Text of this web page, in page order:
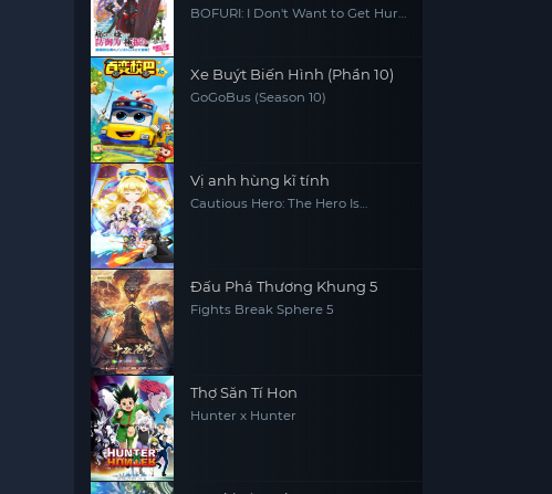
phòng ngự - mùa 2
BOFURI: I Don't Want to Get Hurt,
Xe Buýt Biến Hình (Phần 10)
GoGoBus (Season 10)
Vị anh hùng kĩ tính
Cautious Hero: The Hero Is
Đấu Phá Thương Khung 5
Fights Break Sphere 5
Thợ Săn Tí Hon
Hunter x Hunter